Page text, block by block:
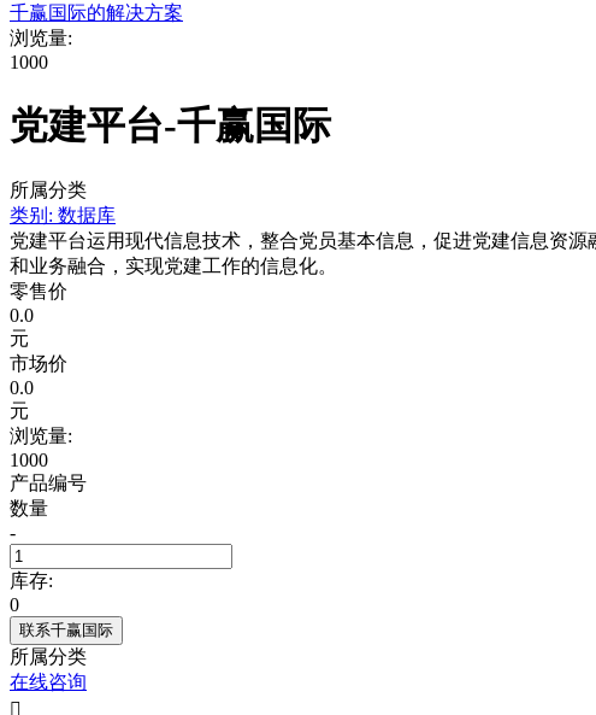
千赢国际的解决方案
浏览量:
1000
党建平台-千赢国际
所属分类
类别: 数据库
党建平台运用现代信息技术，整合党员基本信息，促进党建信息资
和业务融合，实现党建工作的信息化。
零售价
0.0
元
市场价
0.0
元
浏览量:
1000
产品编号
数量
-
库存:
0
联系千赢国际
所属分类
在线咨询
